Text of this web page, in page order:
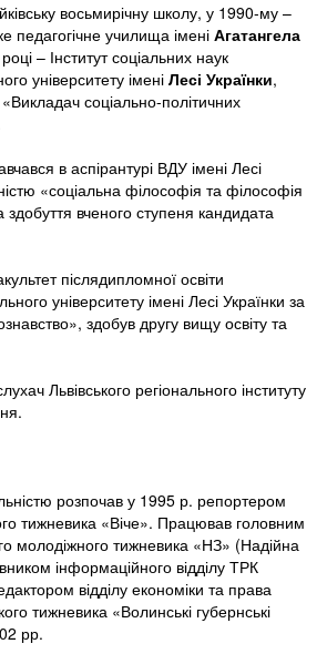
восьмирічну школу, у 1990-му –
педагогічне училища імені Агатангела
– Інститут соціальних наук
університету імені Лесі Українки,
соціально-політичних
в аспірантурі ВДУ імені Лесі
«соціальна філософія та філософія
здобуття вченого ступеня кандидата
післядипломної освіти
університету імені Лесі Українки за
здобув другу вищу освіту та
Львівського регіонального інституту
розпочав у 1995 р. репортером
тижневика «Віче». Працював головним
молодіжного тижневика «НЗ» (Надійна
інформаційного відділу ТРК
відділу економіки та права
тижневика «Волинські губернські
рр.